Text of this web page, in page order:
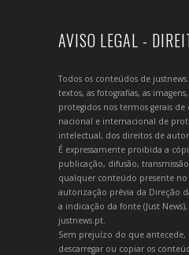
AVISO LEGAL -
Todos os conteúdos de
textos, as fotografias, as
protegidos nos termos gerais
nacional e internacional de
intelectual, dos direitos de
É expressamente proibida a
publicação, difusão,
qualquer conteúdo presente no
autorização prévia da Direção
a indicação da fonte (Just
justnews.pt.
Sem prejuízo do que
descarregar ou copiar os